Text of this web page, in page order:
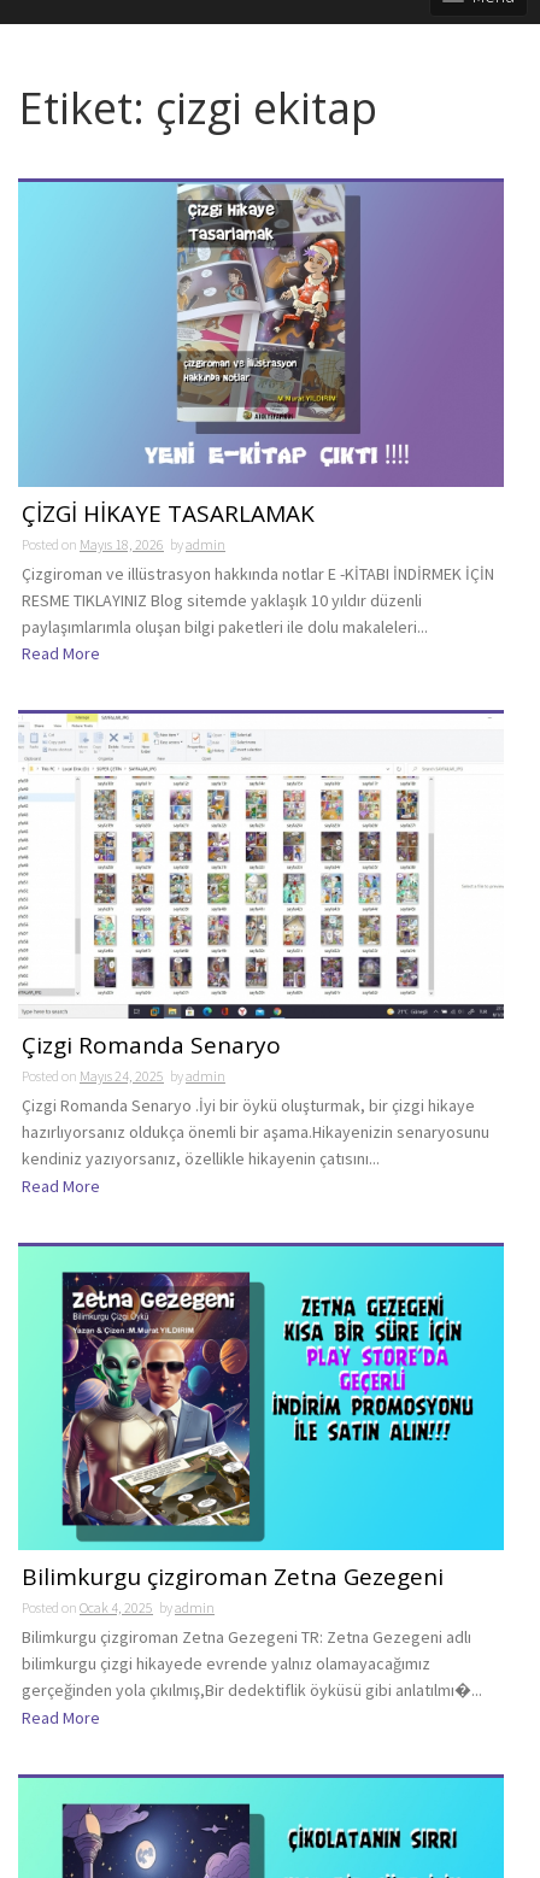
Etiket: çizgi ekitap
ÇİZGİ HİKAYE TASARLAMAK
Posted on Mayıs 18, 2026 byadmin
Çizgiroman ve illüstrasyon hakkında notlar E -KİTABI İNDİRMEK İÇİN
RESME TIKLAYINIZ Blog sitemde yaklaşık 10 yıldır düzenli
paylaşımlarımla oluşan bilgi paketleri ile dolu makaleleri...
Read More
Çizgi Romanda Senaryo
Posted on Mayıs 24, 2025 byadmin
Çizgi Romanda Senaryo .İyi bir öykü oluşturmak, bir çizgi hikaye
hazırlıyorsanız oldukça önemli bir aşama.Hikayenizin senaryosunu
kendiniz yazıyorsanız, özellikle hikayenin çatısını...
Read More
Bilimkurgu çizgiroman Zetna Gezegeni
Posted on Ocak 4, 2025 byadmin
Bilimkurgu çizgiroman Zetna Gezegeni TR: Zetna Gezegeni adlı
bilimkurgu çizgi hikayede evrende yalnız olamayacağımız
gerçeğinden yola çıkılmış,Bir dedektiflik öyküsü gibi anlatılmı�...
Read More